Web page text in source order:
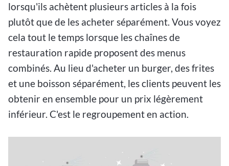
lorsqu'ils achètent plusieurs articles à la fois
plutôt que de les acheter séparément. Vous voyez
cela tout le temps lorsque les chaînes de
restauration rapide proposent des menus
combinés. Au lieu d'acheter un burger, des frites
et une boisson séparément, les clients peuvent les
obtenir en ensemble pour un prix légèrement
inférieur. C'est le regroupement en action.